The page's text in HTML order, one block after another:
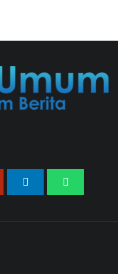
Nusantara
||HUKUM
Diduga
Tajam,